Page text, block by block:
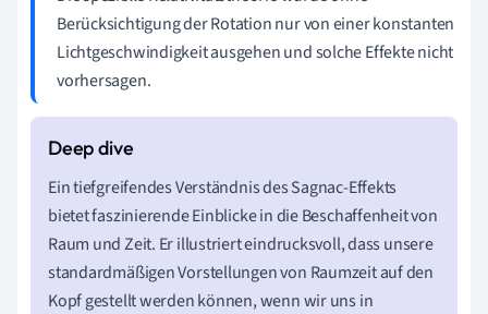
Berücksichtigung der Rotation nur von einer konstanten
Lichtgeschwindigkeit ausgehen und solche Effekte nicht
vorhersagen.
Ein tiefgreifendes Verständnis des Sagnac-Effekts
bietet faszinierende Einblicke in die Beschaffenheit von
Raum und Zeit. Er illustriert eindrucksvoll, dass unsere
standardmäßigen Vorstellungen von Raumzeit auf den
Kopf gestellt werden können, wenn wir uns in